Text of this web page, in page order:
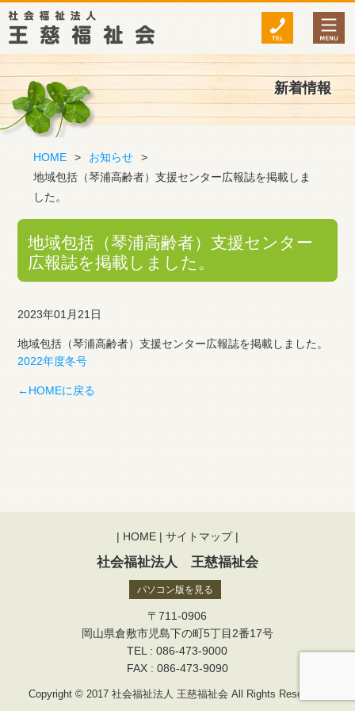
新着情報
HOME > お知らせ
>
地域包括（琴浦高齢者）支援センター広報誌を掲載しま
した。
地域包括（琴浦高齢者）支援センター
広報誌を掲載しました。
2023年01月21日
地域包括（琴浦高齢者）支援センター広報誌を掲載しました。
2022年度冬号
←HOMEに戻る
| HOME| サイトマップ|
社会福祉法人 王慈福祉会
パソコン版を見る
〒711-0906
岡山県倉敷市児島下の町5丁目2番17号
TEL : 086-473-9000
FAX : 086-473-9090
Copyright © 2017 社会福祉法人 王慈福祉会 All Rights Reserved.